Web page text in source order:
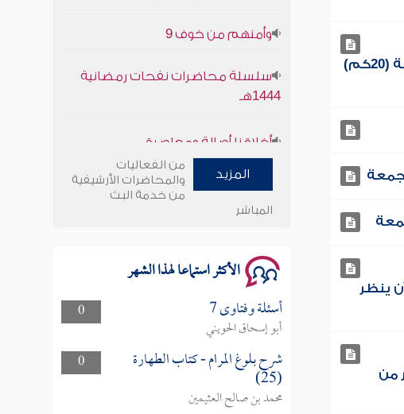
7 - حكم جمع الصلوات لمن يمشي مسافة (20كم)
ينظر
من
1444هـ
وأمنهم من خوف 9
سلسلة محاضرات نفحات رمضانية
المزيد
من الفعاليات
والمحاضرات الأرشيفية
من خدمة البث
المباشر
الأكثر استماعا لهذا الشهر
0 أسئلة وفتاوى 7
أبو إسحاق الحويني
0
شرح بلوغ المرام - كتاب الطهارة
(25)
محمد بن صالح العثيمين